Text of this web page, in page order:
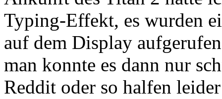
Typing-Effekt, es wurden
auf dem Display
man konnte es dann nur
Reddit oder so halfen